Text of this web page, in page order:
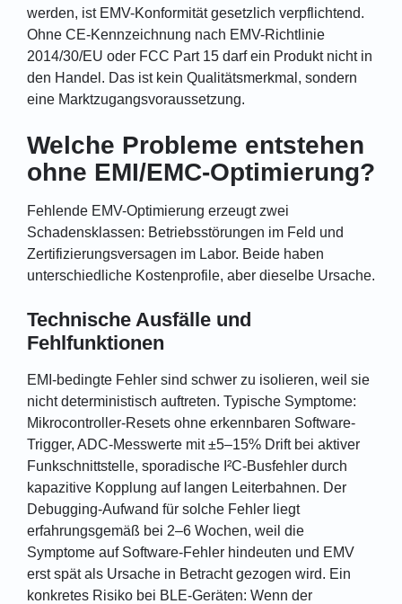
werden, ist EMV-Konformität gesetzlich verpflichtend.
Ohne CE-Kennzeichnung nach EMV-Richtlinie
2014/30/EU oder FCC Part 15 darf ein Produkt nicht in
den Handel. Das ist kein Qualitätsmerkmal, sondern
eine Marktzugangsvoraussetzung.
Welche Probleme entstehen
ohne EMI/EMC-Optimierung?
Fehlende EMV-Optimierung erzeugt zwei
Schadensklassen: Betriebsstörungen im Feld und
Zertifizierungsversagen im Labor. Beide haben
unterschiedliche Kostenprofile, aber dieselbe Ursache.
Technische Ausfälle und
Fehlfunktionen
EMI-bedingte Fehler sind schwer zu isolieren, weil sie
nicht deterministisch auftreten. Typische Symptome:
Mikrocontroller-Resets ohne erkennbaren Software-
Trigger, ADC-Messwerte mit ±5–15% Drift bei aktiver
Funkschnittstelle, sporadische I²C-Busfehler durch
kapazitive Kopplung auf langen Leiterbahnen. Der
Debugging-Aufwand für solche Fehler liegt
erfahrungsgemäß bei 2–6 Wochen, weil die
Symptome auf Software-Fehler hindeuten und EMV
erst spät als Ursache in Betracht gezogen wird. Ein
konkretes Risiko bei BLE-Geräten: Wenn der